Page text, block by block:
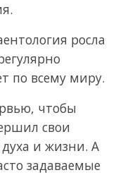
росла
по всему миру.
чтобы
свои
и жизни. А
задаваемые